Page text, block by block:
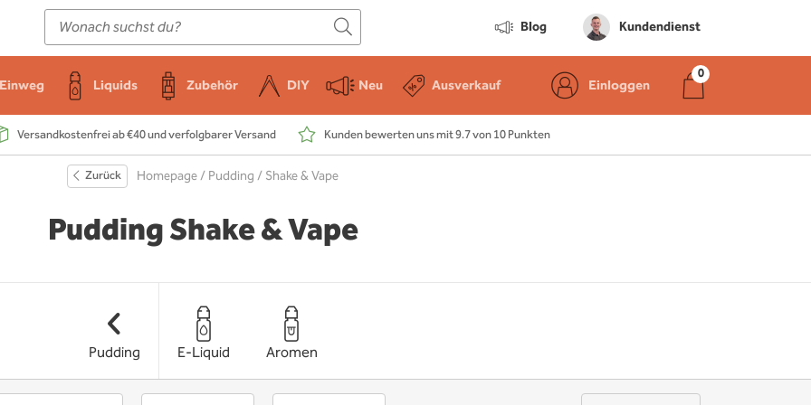
Blog Kundendienst
Einweg Liquids Zubehör DIY Neu Ausverkauf Einloggen
Versandkostenfrei ab €40 und verfolgbarer Versand Kunden bewerten uns mit 9.7 von 10 Punkten
E-Zigarette
Einweg
Liquids
Zubehör
DIY
Zurück Homepage/Pudding/ Shake & Vape
Pudding Shake & Vape
Pudding E-Liquid Aromen